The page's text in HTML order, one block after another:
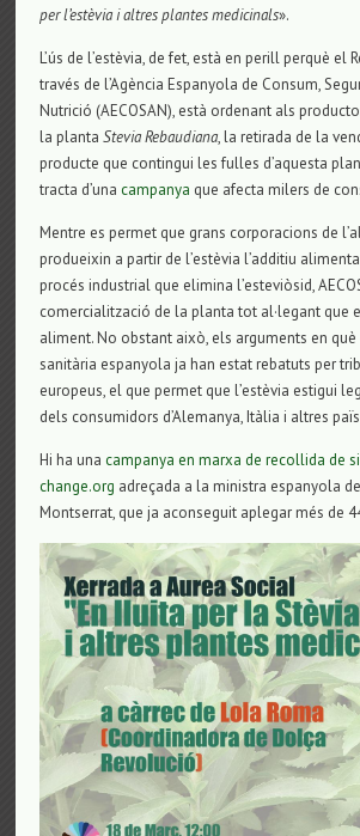
per l’estèvia i altres plantes medicinals».
L’ús de l’estèvia, de fet, està en perill perquè el
través de l’Agència Espanyola de Consum,
Nutrició (AECOSAN), està ordenant als
la plantaStevia Rebaudiana, la retirada de la
producte que contingui les fulles d’aquesta
tracta d’unacampanya que afecta milers de
Mentre es permet que grans corporacions de
produeixin a partir de l’estèvia l’additiu
procés industrial que elimina l’esteviòsid,
comercialització de la planta tot al·legant que
aliment. No obstant això, els arguments en què
sanitària espanyola ja han estat rebatuts per
europeus, el que permet que l’estèvia estigui
dels consumidors d’Alemanya, Itàlia i altres
Hi ha unacampanya en marxa de recollida de
change.org adreçada a la ministra espanyola
Montserrat, que ja aconseguit aplegar més de